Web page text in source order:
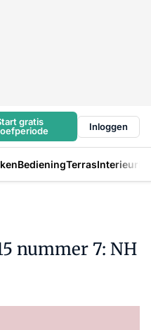
gratis
Inloggen
BedieningTerrasInterieur
nummer 7: NH